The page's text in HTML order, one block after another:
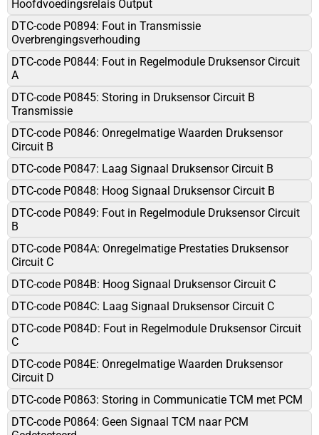
Hoofdvoedingsrelais Output
DTC-code P0894: Fout in Transmissie
Overbrengingsverhouding
DTC-code P0844: Fout in Regelmodule Druksensor Circuit
A
DTC-code P0845: Storing in Druksensor Circuit B
Transmissie
DTC-code P0846: Onregelmatige Waarden Druksensor
Circuit B
DTC-code P0847: Laag Signaal Druksensor Circuit B
DTC-code P0848: Hoog Signaal Druksensor Circuit B
DTC-code P0849: Fout in Regelmodule Druksensor Circuit
B
DTC-code P084A: Onregelmatige Prestaties Druksensor
Circuit C
DTC-code P084B: Hoog Signaal Druksensor Circuit C
DTC-code P084C: Laag Signaal Druksensor Circuit C
DTC-code P084D: Fout in Regelmodule Druksensor Circuit
C
DTC-code P084E: Onregelmatige Waarden Druksensor
Circuit D
DTC-code P0863: Storing in Communicatie TCM met PCM
DTC-code P0864: Geen Signaal TCM naar PCM